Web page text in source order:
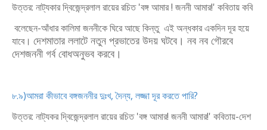
উত্তর: নাট্যকার দ্বিজেন্দ্রলাল রায়ের রচিত 'বঙ্গ আমার ! জননী আমার!' কবিতায় কবি
বলেছেন-আঁধার কালিমা জননীকে ঘিরে আছে কিন্তু এই অন্ধকার একদিন দূর হয়ে
যাবে। দেশমাতার ললাটে নতুন প্রভাতের উদয় ঘটবে। নব নব গৌরবে
দেশজননী গর্ব বোধঅনুভব করবে।
৮.৯)আমরা কীভাবে বঙ্গজননীর দুঃখ, দৈন্য, লজ্জা দূর করতে পারি?
উত্তর: নাট্যকর দ্বিজেন্দ্রলাল রায়ের রচিত 'বঙ্গ আমার! জননী আমার!' কবিতায়-দেশ